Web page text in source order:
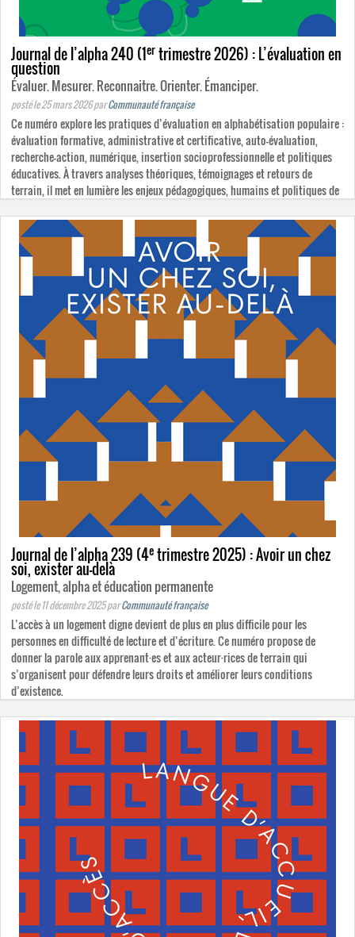
Journal de l’alpha 240 (1ertrimestre 2026) : L’évaluation en
question
Évaluer. Mesurer. Reconnaitre. Orienter. Émanciper.
posté le 25 mars 2026parCommunauté française
Ce numéro explore les pratiques d’évaluation en alphabétisation populaire :
évaluation formative, administrative et certificative, auto-évaluation,
recherche-action, numérique, insertion socio­professionnelle et politiques
éducatives. À travers analyses théoriques, témoignages et retours de
terrain, il met en lumière les enjeux pédagogiques, humains et politiques de
apprenant·es.
Journal de l’alpha 239 (4etrimestre 2025) : Avoir un chez
soi, exister au-delà
Logement, alpha et éducation permanente
posté le 11 décembre 2025parCommunauté française
L’accès à un logement digne devient de plus en plus difficile pour les
personnes en difficulté de lecture et d’écriture. Ce numéro propose de
donner la parole aux apprenant·es et aux acteur·rices de terrain qui
s’organisent pour défendre leurs droits et améliorer leurs conditions
d’existence.